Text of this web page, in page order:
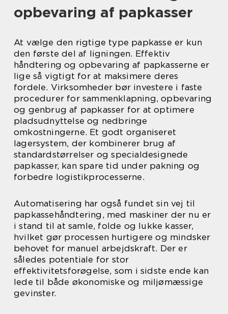
opbevaring af papkasser
At vælge den rigtige type papkasse er kun
den første del af ligningen. Effektiv
håndtering og opbevaring af papkasserne er
lige så vigtigt for at maksimere deres
fordele. Virksomheder bør investere i faste
procedurer for sammenklapning, opbevaring
og genbrug af papkasser for at optimere
pladsudnyttelse og nedbringe
omkostningerne. Et godt organiseret
lagersystem, der kombinerer brug af
standardstørrelser og specialdesignede
papkasser, kan spare tid under pakning og
forbedre logistikprocesserne.
Automatisering har også fundet sin vej til
papkassehåndtering, med maskiner der nu er
i stand til at samle, folde og lukke kasser,
hvilket gør processen hurtigere og mindsker
behovet for manuel arbejdskraft. Der er
således potentiale for stor
effektivitetsforøgelse, som i sidste ende kan
lede til både økonomiske og miljømæssige
gevinster.